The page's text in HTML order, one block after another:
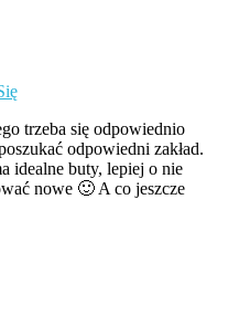
trzeba się odpowiednio
odpowiedni zakład.
idealne buty, lepiej o nie
nowe 🙂 A co jeszcze